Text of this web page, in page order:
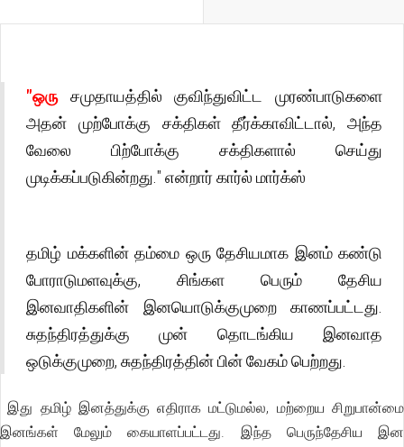
"ஒருசமுதாயத்தில் குவிந்துவிட்ட முரண்பாடுகளை
அதன் முற்போக்கு சக்திகள் தீர்க்காவிட்டால், அந்த
வேலை பிற்போக்கு சக்திகளால் செய்து
முடிக்கப்படுகின்றது." என்றார் கார்ல் மார்க்ஸ்
தமிழ் மக்களின் தம்மை ஒரு தேசியமாக இனம் கண்டு
போராடுமளவுக்கு, சிங்கள பெரும் தேசிய
இனவாதிகளின் இனயொடுக்குமுறை காணப்பட்டது.
சுதந்திரத்துக்கு முன் தொடங்கிய இனவாத
ஒடுக்குமுறை, சுதந்திரத்தின் பின் வேகம் பெற்றது.
இது தமிழ் இனத்துக்கு எதிராக மட்டுமல்ல, மற்றைய சிறுபான்மை
இனங்கள் மேலும் கையாளப்பட்டது. இந்த பெருந்தேசிய இன